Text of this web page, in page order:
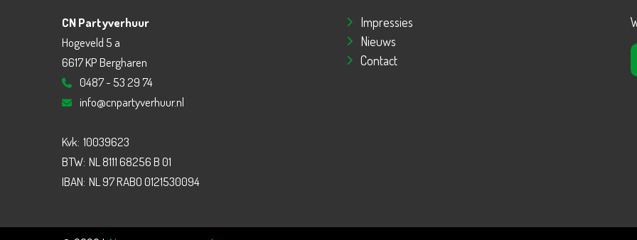
CN Partyverhuur
Hogeveld 5 a
6617 KP Bergharen
0487 - 53 29 74
info@cnpartyverhuur.nl
Kvk: 10039623
BTW: NL 8111 68256 B 01
IBAN: NL 97 RABO 0121530094
Impressies
Nieuws
Contact